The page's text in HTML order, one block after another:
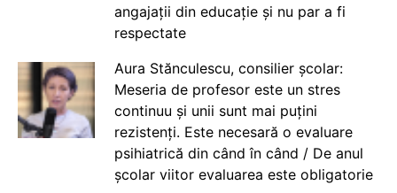
angajații din educație și nu par a fi
respectate
Aura Stănculescu, consilier școlar:
Meseria de profesor este un stres
continuu și unii sunt mai puțini
rezistenți. Este necesară o evaluare
psihiatrică din când în când / De anul
școlar viitor evaluarea este obligatorie